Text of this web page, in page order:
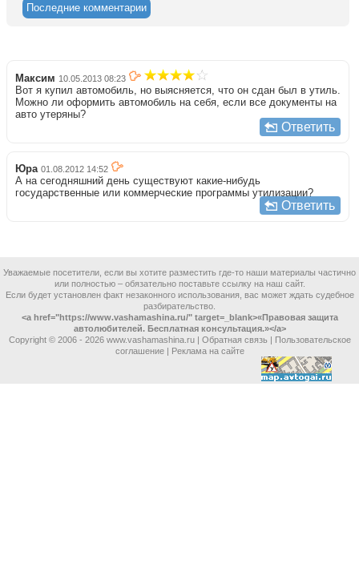
Последние комментарии
Максим 10.05.2013 08:23
Вот я купил автомобиль, но выясняется, что он сдан был в утиль.
Можно ли оформить автомобиль на себя, если все документы на
авто утеряны?
Ответить
Юра 01.08.2012 14:52
А на сегодняшний день существуют какие-нибудь
государственные или коммерческие программы утилизации?
Ответить
Уважаемые посетители, если вы хотите разместить где-то наши материалы частично
или полностью – обязательно поставьте ссылку на наш сайт.
Если будет установлен факт незаконного использования, вас может ждать судебное
разбирательство.
<a href="https://www.vashamashina.ru/" target=_blank>«Правовая защита
автолюбителей. Бесплатная консультация.»</a>
Copyright © 2006 - 2026 www.vashamashina.ru | Обратная связь | Пользовательское
соглашение| Реклама на сайте